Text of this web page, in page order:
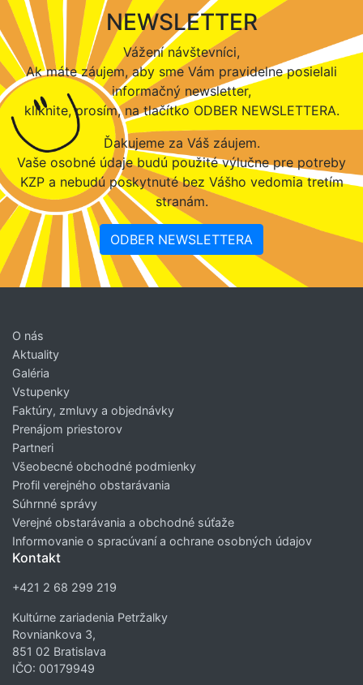
NEWSLETTER
Vážení návštevníci,
Ak máte záujem, aby sme Vám pravidelne posielali
informačný newsletter,
kliknite, prosím, na tlačítko ODBER NEWSLETTERA.
Ďakujeme za Váš záujem.
Vaše osobné údaje budú použité výlučne pre potreby
KZP a nebudú poskytnuté bez Vášho vedomia tretím
stranám.
ODBER NEWSLETTERA
O nás
Aktuality
Galéria
Vstupenky
Faktúry, zmluvy a objednávky
Prenájom priestorov
Partneri
Všeobecné obchodné podmienky
Profil verejného obstarávania
Súhrnné správy
Verejné obstarávania a obchodné súťaže
Informovanie o spracúvaní a ochrane osobných údajov
Kontakt
+421 2 68 299 219
Kultúrne zariadenia Petržalky
Rovniankova 3,
851 02 Bratislava
IČO: 00179949